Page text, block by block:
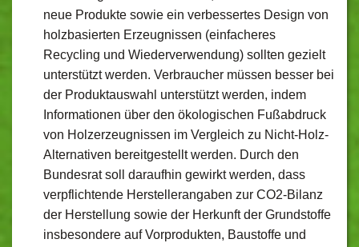
neue Produkte sowie ein verbessertes Design von
holzbasierten Erzeugnissen (einfacheres
Recycling und Wiederverwendung) sollten gezielt
unterstützt werden. Verbraucher müssen besser bei
der Produktauswahl unterstützt werden, indem
Informationen über den ökologischen Fußabdruck
von Holzerzeugnissen im Vergleich zu Nicht-Holz-
Alternativen bereitgestellt werden. Durch den
Bundesrat soll daraufhin gewirkt werden, dass
verpflichtende Herstellerangaben zur CO2-Bilanz
der Herstellung sowie der Herkunft der Grundstoffe
insbesondere auf Vorprodukten, Baustoffe und